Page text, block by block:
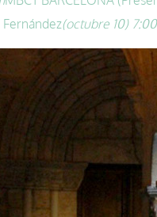
(octubre 10)